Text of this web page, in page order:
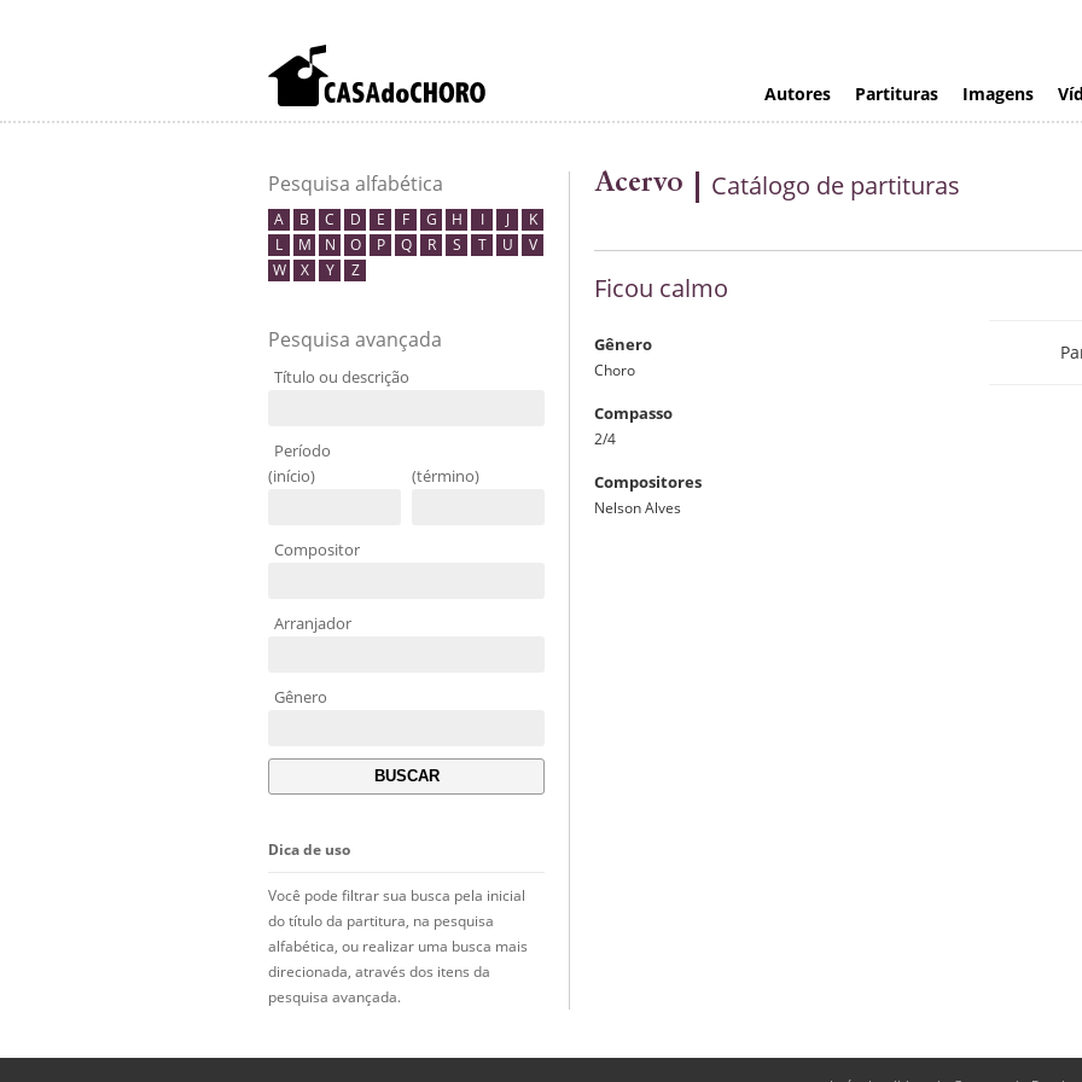
Autores Partituras Imagens
Pesquisa alfabética
A B C D E F G H I J
K
L
M N O P Q R S T U
V
W
X Y Z
Pesquisa avançada
Título ou descrição
Período
(início)
(término)
Compositor
Arranjador
Gênero
Dica de uso
Você pode filtrar sua busca pela inicial
do título da partitura, na pesquisa
alfabética, ou realizar uma busca mais
direcionada, através dos itens da
pesquisa avançada.
Acervo Catálogo de partituras
Ficou calmo
Gênero
Choro
Compasso
2/4
Compositores
Nelson Alves